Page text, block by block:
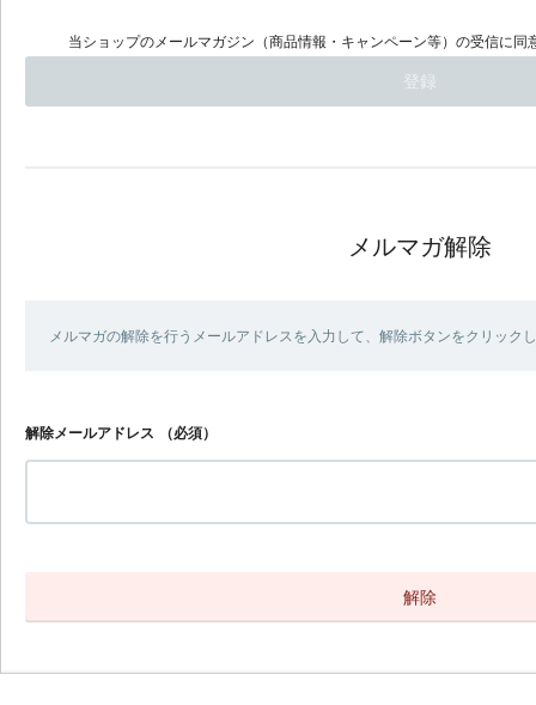
当ショップのメールマガジン（商品情報・キャンペーン等）の受信に
メルマガ解除
メルマガの解除を行うメールアドレスを入力して、解除ボタンをクリック
解除メールアドレス （必須）